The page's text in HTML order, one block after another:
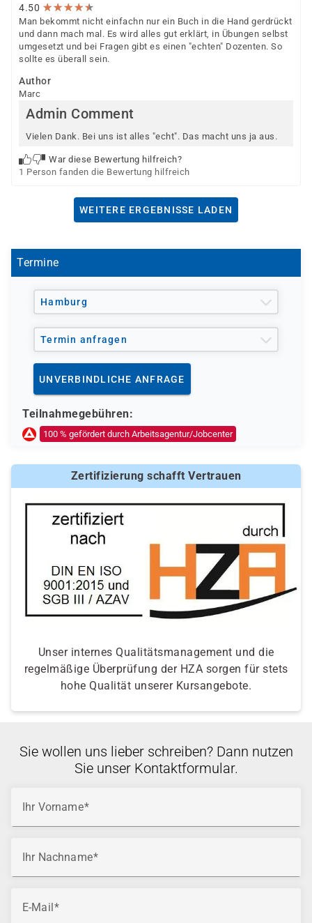
4.50 ★★★★★
★★★★★
Man bekommt nicht einfachn nur ein Buch in die Hand gerdrückt
und dann mach mal. Es wird alles gut erklärt, in Übungen selbst
umgesetzt und bei Fragen gibt es einen "echten" Dozenten. So
sollte es überall sein.
Author
Marc
Admin Comment
Vielen Dank. Bei uns ist alles "echt". Das macht uns ja aus.
War diese Bewertung hilfreich?
1 Person fanden die Bewertung hilfreich
WEITERE ERGEBNISSE LADEN
Termine
Hamburg
Termin anfragen
UNVERBINDLICHE ANFRAGE
Teilnahmegebühren:
100 % gefördert durch Arbeitsagentur/Jobcenter
Zertifizierung schafft Vertrauen
Unser internes Qualitätsmanagement und die
regelmäßige Überprüfung der HZA sorgen für stets
hohe Qualität unserer Kursangebote.
Sie wollen uns lieber schreiben? Dann nutzen
Sie unser Kontaktformular.
Ihr Vorname
Ihr Nachname
E-Mail